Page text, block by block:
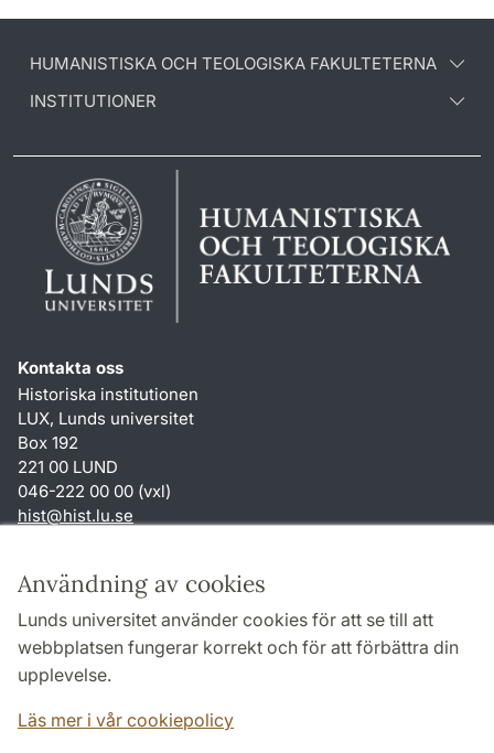
Användning av cookies
Lunds universitet använder cookies för att se till att
webbplatsen fungerar korrekt och för att förbättra din
upplevelse.
Läs mer i vår cookiepolicy
HUMANISTISKA OCH TEOLOGISKA FAKULTETERNA
INSTITUTIONER
Kontakta oss
Historiska institutionen
LUX, Lunds universitet
Box 192
221 00 LUND
046-222 00 00 (vxl)
hist@hist.lu.se
Genvägar
Om webbplatsen och cookies
Behandling av personuppgifter
Tillgänglighetsredogörelse